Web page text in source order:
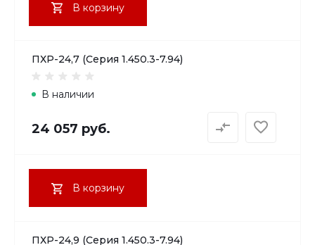
В корзину
ПХР-24,7 (Серия 1.450.3-7.94)
В наличии
24 057 руб.
В корзину
ПХР-24,9 (Серия 1.450.3-7.94)